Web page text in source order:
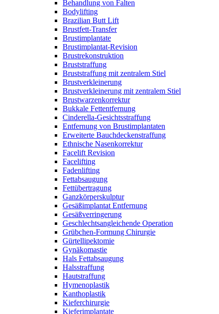
Behandlung von Falten
Bodylifting
Brazilian Butt Lift
Brustfett-Transfer
Brustimplantate
Brustimplantat-Revision
Brustrekonstruktion
Bruststraffung
Bruststraffung mit zentralem Stiel
Brustverkleinerung
Brustverkleinerung mit zentralem Stiel
Brustwarzenkorrektur
Bukkale Fettentfernung
Cinderella-Gesichtsstraffung
Entfernung von Brustimplantaten
Erweiterte Bauchdeckenstraffung
Ethnische Nasenkorrektur
Facelift Revision
Facelifting
Fadenlifting
Fettabsaugung
Fettübertragung
Ganzkörperskulptur
Gesäßimplantat Entfernung
Gesäßverringerung
Geschlechtsangleichende Operation
Grübchen-Formung Chirurgie
Gürtellipektomie
Gynäkomastie
Hals Fettabsaugung
Halsstraffung
Hautstraffung
Hymenoplastik
Kanthoplastik
Kieferchirurgie
Kieferimplantate